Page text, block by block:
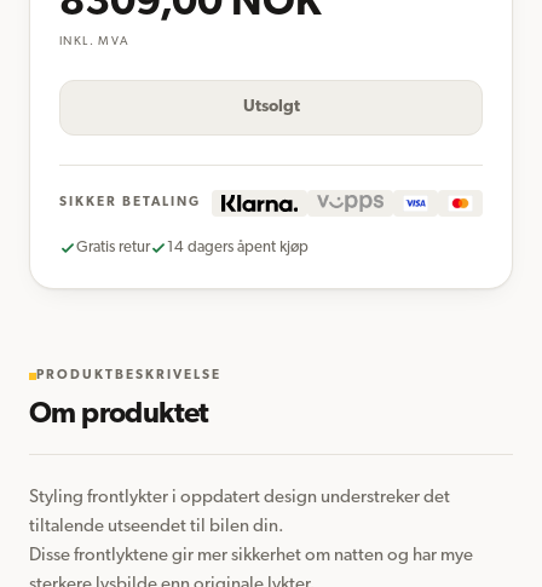
INKL. MVA
Utsolgt
SIKKER BETALING
Gratis retur 14 dagers åpent kjøp
PRODUKTBESKRIVELSE
Om produktet
Styling frontlykter i oppdatert design understreker det
tiltalende utseendet til bilen din.
Disse frontlyktene gir mer sikkerhet om natten og har mye